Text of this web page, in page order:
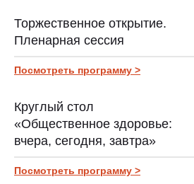
Торжественное открытие.
Пленарная сессия
Посмотреть программу >
Круглый стол
«Общественное здоровье:
вчера, сегодня, завтра»
Посмотреть программу >